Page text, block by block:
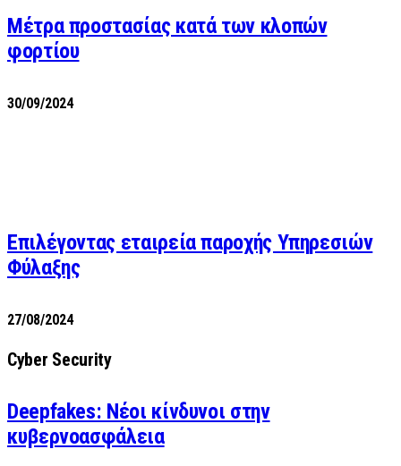
Μέτρα προστασίας κατά των κλοπών
φορτίου
30/09/2024
Επιλέγοντας εταιρεία παροχής Υπηρεσιών
Φύλαξης
27/08/2024
Cyber Security
Deepfakes: Νέοι κίνδυνοι στην
κυβερνοασφάλεια